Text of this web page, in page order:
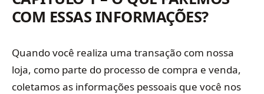
COM ESSAS INFORMAÇÕES?
Quando você realiza uma transação com nossa
loja, como parte do processo de compra e venda,
coletamos as informações pessoais que você nos